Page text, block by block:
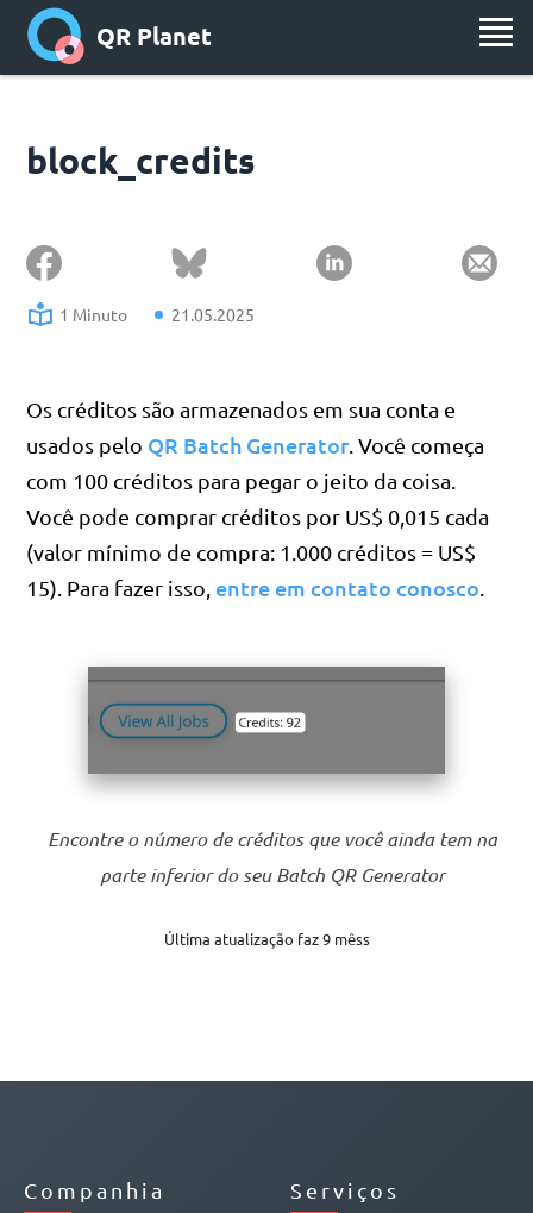
QR Planet
block_credits
1 Minuto 21.05.2025
Os créditos são armazenados em sua conta e
usados pelo QR Batch Generator . Você começa
com 100 créditos para pegar o jeito da coisa.
Você pode comprar créditos por US$ 0,015 cada
(valor mínimo de compra: 1.000 créditos = US$
15). Para fazer isso, entre em contato conosco
Encontre o número de créditos que você ainda tem na
parte inferior do seu Batch QR Generator
Última atualização faz 9 mêss
Companhia Serviços